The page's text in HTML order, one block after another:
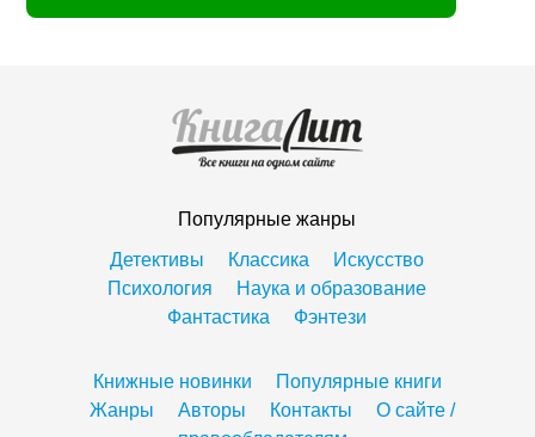
Популярные жанры
Детективы
Классика
Искусство
Психология
Наука и образование
Фантастика
Фэнтези
Книжные новинки
Популярные книги
Жанры
Авторы Контакты
О сайте /